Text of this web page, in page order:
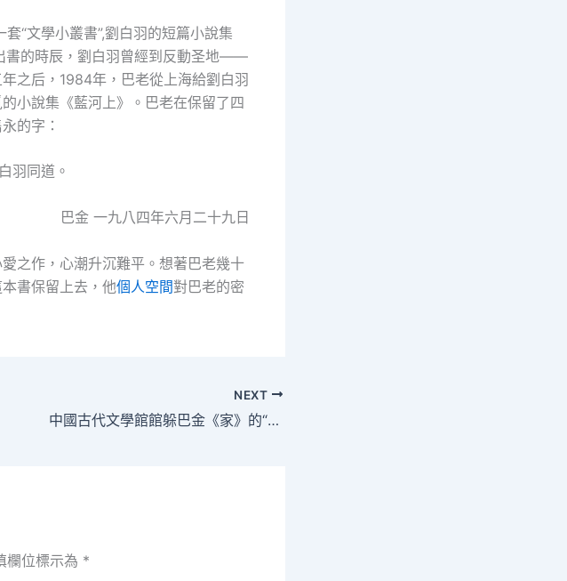
“文學小叢書”,劉白羽的短篇小說集
書的時辰，劉白羽曾經到反動圣地——
之后，1984年，巴老從上海給劉白羽
小說集《藍河上》。巴老在保留了四
的字：
羽同道。
巴金 一九八四年六月二十九日
之作，心潮升沉難平。想著巴老幾十
書保留上去，他個人空間對巴老的密
NEXT
中國古代文學館館躲巴金《家》的“手稿”–文史–中國作找九宮格會議家網
欄位標示為 *